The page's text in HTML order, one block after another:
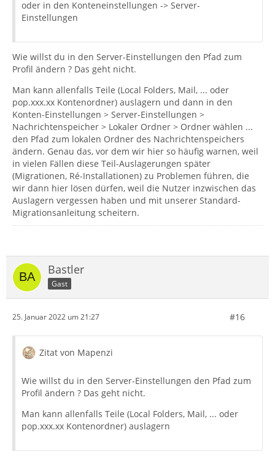
oder in den Konteneinstellungen -> Server-
Einstellungen
Wie willst du in den Server-Einstellungen den Pfad zum
Profil ändern ? Das geht nicht.
Man kann allenfalls Teile (Local Folders, Mail, ... oder
pop.xxx.xx Kontenordner) auslagern und dann in den
Konten-Einstellungen > Server-Einstellungen >
Nachrichtenspeicher > Lokaler Ordner > Ordner wählen ...
den Pfad zum lokalen Ordner des Nachrichtenspeichers
ändern. Genau das, vor dem wir hier so häufig warnen, weil
in vielen Fällen diese Teil-Auslagerungen später
(Migrationen, Ré-Installationen) zu Problemen führen, die
wir dann hier lösen dürfen, weil die Nutzer inzwischen das
Auslagern vergessen haben und mit unserer Standard-
Migrationsanleitung scheitern.
Bastler
Gast
25. Januar 2022 um 21:27 #16
Zitat von Mapenzi
Wie willst du in den Server-Einstellungen den Pfad zum
Profil ändern ? Das geht nicht.
Man kann allenfalls Teile (Local Folders, Mail, ... oder
pop.xxx.xx Kontenordner) auslagern